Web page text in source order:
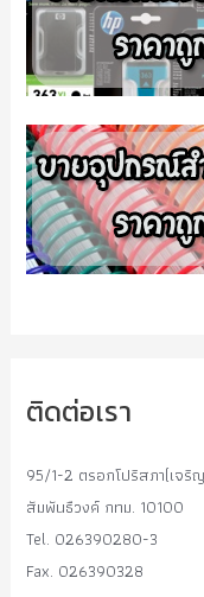
ติดต่อเรา
95/1-2 ตรอกโปริสภา(เจริ
สัมพันธืวงค์ กทม. 10100
Tel. 026390280-3
Fax. 026390328